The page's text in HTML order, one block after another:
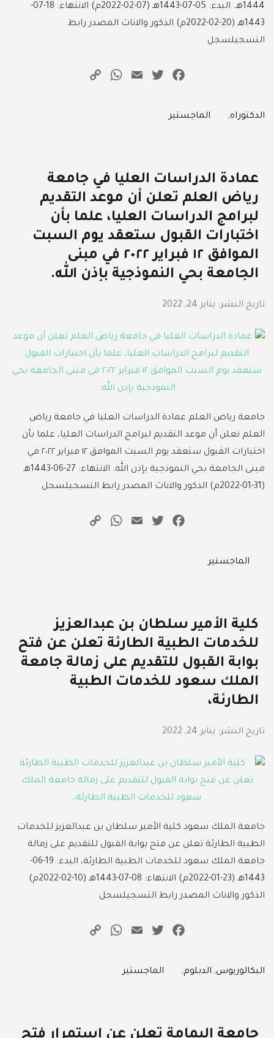
1444هـ. البدء: 05-07-1443هـ (07-02-2022م) الانتهاء: 18-07-
1443هـ (20-02-2022م) الذكور والاناث المصدر رابط
التسجيلسجل
Facebook
Twitter
Email
WhatsApp
Categories
الدكتوراه, الماجستير
عمادة الدراسات العليا في جامعة
رياض العلم تعلن أن موعد التقديم
لبرامج الدراسات العليا، علما بأن
اختبارات القبول ستعقد يوم السبت
الموافق ١٢ فبراير ٢٠٢٢ في مبنى
الجامعة بحي النموذجية بإذن الله.
تاريخ النشر: يناير 24, 2022
جامعة رياض العلم عمادة الدراسات العليا في جامعة رياض
العلم تعلن أن موعد التقديم لبرامج الدراسات العليا، علما بأن
اختبارات القبول ستعقد يوم السبت الموافق ١٢ فبراير ٢٠٢٢ في
مبنى الجامعة بحي النموذجية بإذن الله. الانتهاء: 27-06-1443هـ
(31-01-2022م) الذكور والاناث المصدر رابط التسجيلسجل
Facebook
Twitter
Email
WhatsApp
Categories
الماجستير
كلية الأمير سلطان بن عبدالعزيز
للخدمات الطبية الطارئة تعلن عن فتح
بوابة القبول للتقديم على زمالة جامعة
الملك سعود للخدمات الطبية
الطارئة،
تاريخ النشر: يناير 24, 2022
جامعة الملك سعود كلية الأمير سلطان بن عبدالعزيز للخدمات
الطبية الطارئة تعلن عن فتح بوابة القبول للتقديم على زمالة
جامعة الملك سعود للخدمات الطبية الطارئة، البدء: 19-06-
1443هـ (23-01-2022م) الانتهاء: 08-07-1443هـ (10-02-2022م)
الذكور والاناث المصدر رابط التسجيلسجل
Facebook
Twitter
Email
WhatsApp
Categories
البكالوريوس, الدبلوم, الماجستير